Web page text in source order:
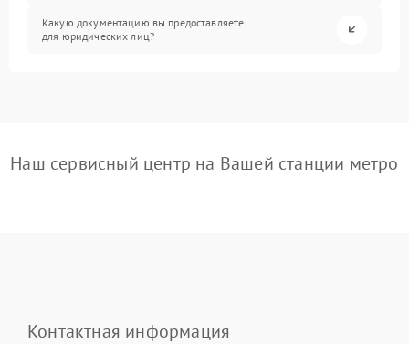
Какую документацию вы предоставляете
для юридических лиц?
Наш сервисный центр на Вашей станции метро
Контактная информация